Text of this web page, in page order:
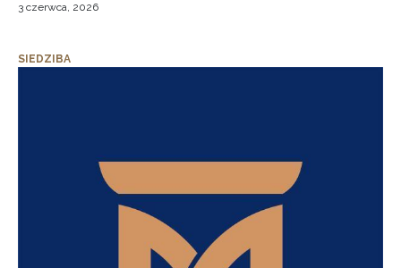
3 czerwca, 2026
SIEDZIBA